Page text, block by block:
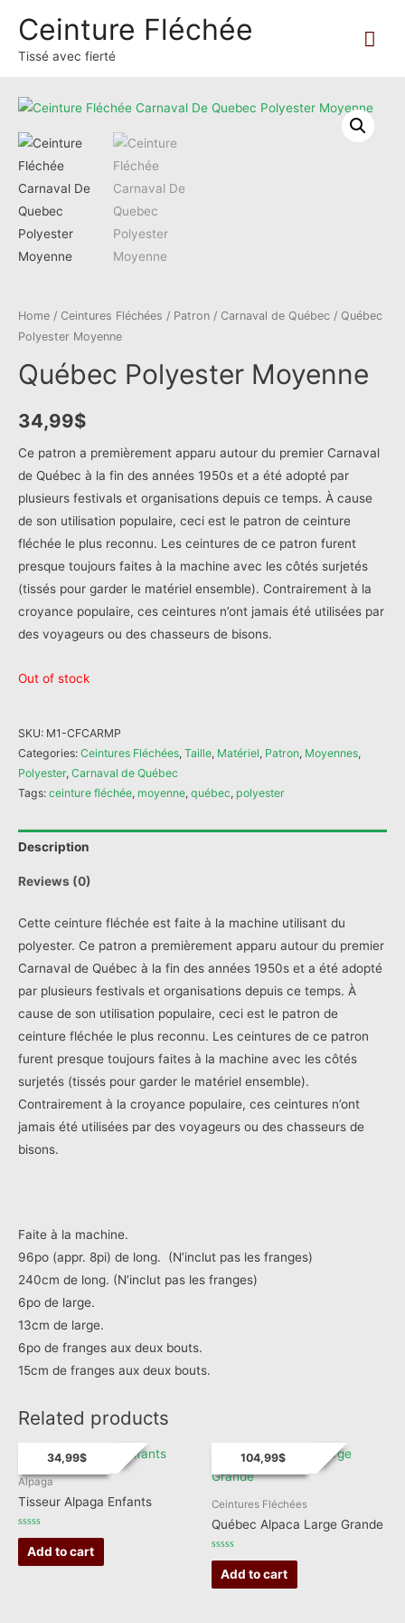
Ceinture Fléchée
Tissé avec fierté
Home / Ceintures Fléchées / Patron / Carnaval de Québec / Québec
Polyester Moyenne
Québec Polyester Moyenne
34,99$
Ce patron a premièrement apparu autour du premier Carnaval
de Québec à la fin des années 1950s et a été adopté par
plusieurs festivals et organisations depuis ce temps. À cause
de son utilisation populaire, ceci est le patron de ceinture
fléchée le plus reconnu. Les ceintures de ce patron furent
presque toujours faites à la machine avec les côtés surjetés
(tissés pour garder le matériel ensemble). Contrairement à la
croyance populaire, ces ceintures n’ont jamais été utilisées par
des voyageurs ou des chasseurs de bisons.
Out of stock
SKU: M1-CFCARMP
Categories: Ceintures Fléchées, Taille, Matériel, Patron, Moyennes,
Polyester, Carnaval de Québec
Tags: ceinture fléchée, moyenne, québec, polyester
Description
Reviews (0)
Cette ceinture fléchée est faite à la machine utilisant du
polyester. Ce patron a premièrement apparu autour du premier
Carnaval de Québec à la fin des années 1950s et a été adopté
par plusieurs festivals et organisations depuis ce temps. À
cause de son utilisation populaire, ceci est le patron de
ceinture fléchée le plus reconnu. Les ceintures de ce patron
furent presque toujours faites à la machine avec les côtés
surjetés (tissés pour garder le matériel ensemble).
Contrairement à la croyance populaire, ces ceintures n’ont
jamais été utilisées par des voyageurs ou des chasseurs de
bisons.
Faite à la machine.
96po (appr. 8pi) de long. (N’inclut pas les franges)
240cm de long. (N’inclut pas les franges)
6po de large.
13cm de large.
6po de franges aux deux bouts.
15cm de franges aux deux bouts.
Related products
Alpaga
Tisseur Alpaga Enfants
Rated
out
of
34,99$
Add to cart
Ceintures Fléchées
Québec Alpaca Large Grande
Rated
out
of
104,99$
Add to cart